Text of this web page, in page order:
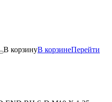
В корзинуВ корзинеПерейти